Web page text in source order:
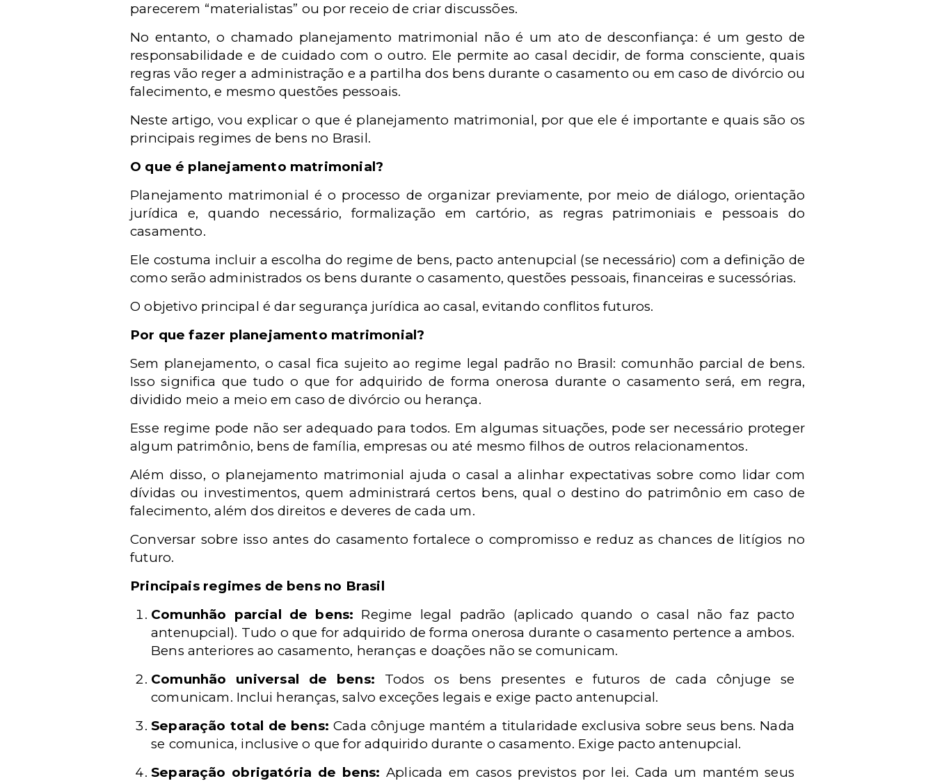
parecerem “materialistas” ou por receio de criar discussões.
No entanto, o chamado planejamento matrimonial não é um ato de desconfiança: é um gesto de
responsabilidade e de cuidado com o outro. Ele permite ao casal decidir, de forma consciente, quais
regras vão reger a administração e a partilha dos bens durante o casamento ou em caso de divórcio ou
falecimento, e mesmo questões pessoais.
Neste artigo, vou explicar o que é planejamento matrimonial, por que ele é importante e quais são os
principais regimes de bens no Brasil.
O que é planejamento matrimonial?
Planejamento matrimonial é o processo de organizar previamente, por meio de diálogo, orientação
jurídica e, quando necessário, formalização em cartório, as regras patrimoniais e pessoais do
casamento.
Ele costuma incluir a escolha do regime de bens, pacto antenupcial (se necessário) com a definição de
como serão administrados os bens durante o casamento, questões pessoais, financeiras e sucessórias.
O objetivo principal é dar segurança jurídica ao casal, evitando conflitos futuros.
Por que fazer planejamento matrimonial?
Sem planejamento, o casal fica sujeito ao regime legal padrão no Brasil: comunhão parcial de bens.
Isso significa que tudo o que for adquirido de forma onerosa durante o casamento será, em regra,
dividido meio a meio em caso de divórcio ou herança.
Esse regime pode não ser adequado para todos. Em algumas situações, pode ser necessário proteger
algum patrimônio, bens de família, empresas ou até mesmo filhos de outros relacionamentos.
Além disso, o planejamento matrimonial ajuda o casal a alinhar expectativas sobre como lidar com
dívidas ou investimentos, quem administrará certos bens, qual o destino do patrimônio em caso de
falecimento, além dos direitos e deveres de cada um.
Conversar sobre isso antes do casamento fortalece o compromisso e reduz as chances de litígios no
futuro.
Principais regimes de bens no Brasil
Comunhão parcial de bens: Regime legal padrão (aplicado quando o casal não faz pacto
antenupcial). Tudo o que for adquirido de forma onerosa durante o casamento pertence a ambos.
Bens anteriores ao casamento, heranças e doações não se comunicam.
Comunhão universal de bens: Todos os bens presentes e futuros de cada cônjuge se
comunicam. Inclui heranças, salvo exceções legais e exige pacto antenupcial.
Separação total de bens: Cada cônjuge mantém a titularidade exclusiva sobre seus bens. Nada
se comunica, inclusive o que for adquirido durante o casamento. Exige pacto antenupcial.
Separação obrigatória de bens: Aplicada em casos previstos por lei. Cada um mantém seus